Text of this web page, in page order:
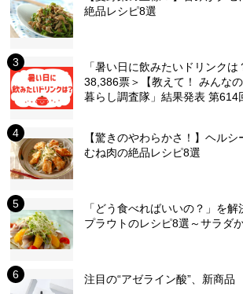
絶品レシピ8選
「暑い日に飲みたいドリンクは
38,386票＞【教えて！ みんな
暮らし調査隊」結果発表 第614
【驚きのやわらかさ！】ヘル
むね肉の絶品レシピ8選
「どう食べればいいの？」を
プラウトのレシピ8選～サラダ
注目の“アゼライン酸”、新商品